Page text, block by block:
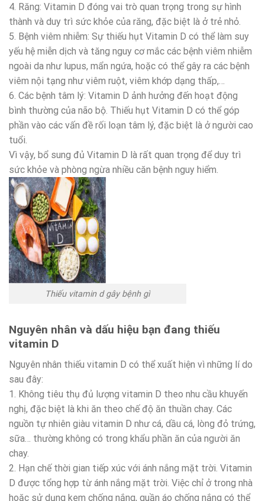
4. Răng: Vitamin D đóng vai trò quan trọng trong sự hình
thành và duy trì sức khỏe của răng, đặc biệt là ở trẻ nhỏ.
5. Bệnh viêm nhiễm: Sự thiếu hụt Vitamin D có thể làm suy
yếu hệ miễn dịch và tăng nguy cơ mắc các bệnh viêm nhiễm
ngoài da như lupus, mẩn ngứa, hoặc có thể gây ra các bệnh
viêm nội tạng như viêm ruột, viêm khớp dạng thấp,…
6. Các bệnh tâm lý: Vitamin D ảnh hưởng đến hoạt động
bình thường của não bộ. Thiếu hụt Vitamin D có thể góp
phần vào các vấn đề rối loạn tâm lý, đặc biệt là ở người cao
tuổi.
Vì vậy, bổ sung đủ Vitamin D là rất quan trọng để duy trì
sức khỏe và phòng ngừa nhiều căn bệnh nguy hiểm.
Thiếu vitamin d gây bệnh gì
Nguyên nhân và dấu hiệu bạn đang thiếu
vitamin D
Nguyên nhân thiếu vitamin D có thể xuất hiện vì những lí do
sau đây:
1. Không tiêu thụ đủ lượng vitamin D theo nhu cầu khuyến
nghị, đặc biệt là khi ăn theo chế độ ăn thuần chay. Các
nguồn tự nhiên giàu vitamin D như cá, dầu cá, lòng đỏ trứng,
sữa… thường không có trong khẩu phần ăn của người ăn
chay.
2. Hạn chế thời gian tiếp xúc với ánh nắng mặt trời. Vitamin
D được tổng hợp từ ánh nắng mặt trời. Việc chỉ ở trong nhà
hoặc sử dụng kem chống nắng, quần áo chống nắng có thể